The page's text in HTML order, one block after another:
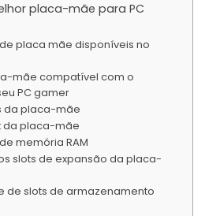
placa-mãe para PC
placa mãe disponíveis no
mãe compatível com o
PC gamer
da placa-mãe
da placa-mãe
memória RAM
slots de expansão da placa-
de slots de armazenamento